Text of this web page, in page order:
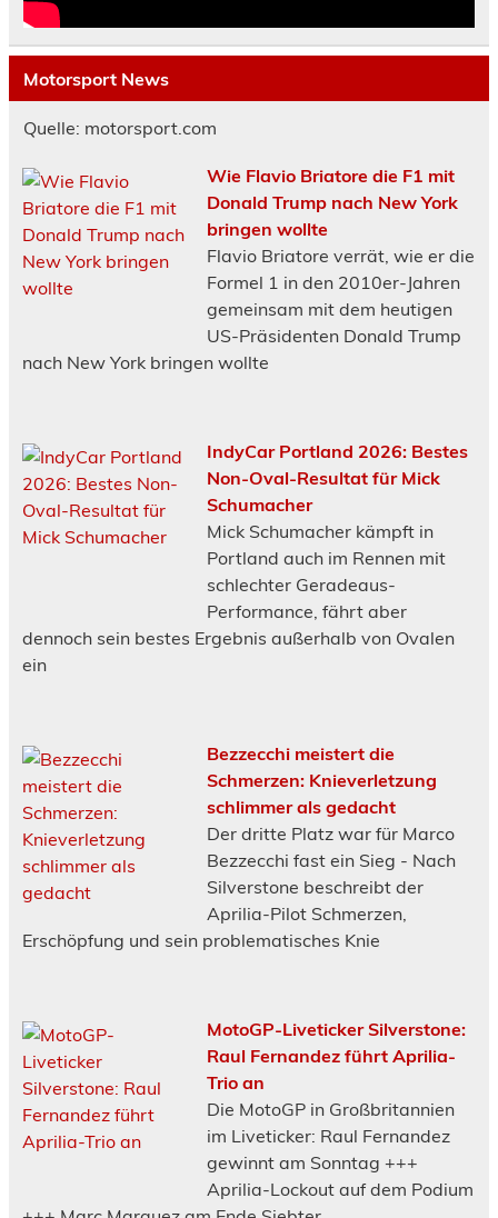
Motorsport News
Quelle: motorsport.com
Wie Flavio Briatore die F1 mit
Donald Trump nach New York
bringen wollte
Flavio Briatore verrät, wie er die
Formel 1 in den 2010er-Jahren
gemeinsam mit dem heutigen
US-Präsidenten Donald Trump
nach New York bringen wollte
IndyCar Portland 2026: Bestes
Non-Oval-Resultat für Mick
Schumacher
Mick Schumacher kämpft in
Portland auch im Rennen mit
schlechter Geradeaus-
Performance, fährt aber
dennoch sein bestes Ergebnis außerhalb von Ovalen
ein
Bezzecchi meistert die
Schmerzen: Knieverletzung
schlimmer als gedacht
Der dritte Platz war für Marco
Bezzecchi fast ein Sieg - Nach
Silverstone beschreibt der
Aprilia-Pilot Schmerzen,
Erschöpfung und sein problematisches Knie
MotoGP-Liveticker Silverstone:
Raul Fernandez führt Aprilia-
Trio an
Die MotoGP in Großbritannien
im Liveticker: Raul Fernandez
gewinnt am Sonntag +++
Aprilia-Lockout auf dem Podium